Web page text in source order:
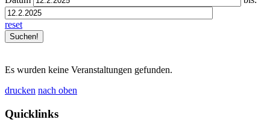
reset
Es wurden keine Veranstaltungen gefunden.
drucken nach oben
Quicklinks